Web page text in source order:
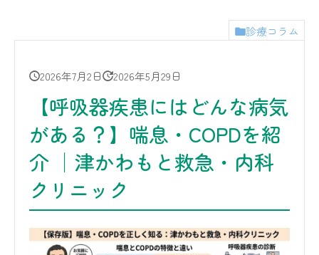
診療コラム
2026年7月2日 2026年5月29日
【呼吸器疾患にはどんな病気
がある？】喘息・COPDを紹
介 │津かわもと救急・内科
クリニック